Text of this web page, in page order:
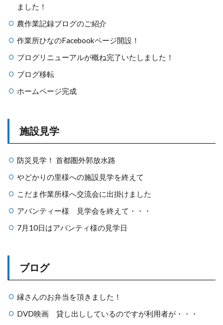
ました！
農作業記録ブログのご紹介
作業所ひなのFacebookページ開設！
ブログリニューアルが概ね完了いたしました！
ブログ移転
ホームページ完成
施設見学
防災見学！ 首都圏外郭放水路
やどかりの里様への施設見学を終えて
こだま作業所様へ交流会に出掛けました
アバンティー様 見学会を終えて・・・
7月10日はアバンティ様の見学日
ブログ
縁さんのお弁当を頂きました！
DVD映画 貸し出ししているのですが利用者が・・・